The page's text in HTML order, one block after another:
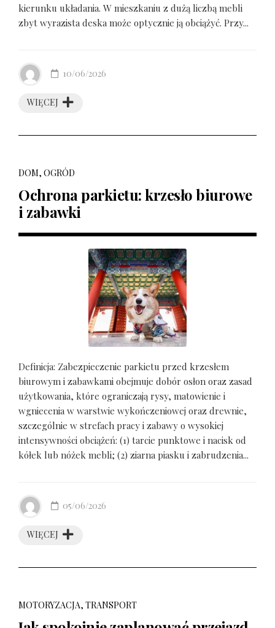
kierunku układania. W mieszkaniu z dużą liczbą mebli
zbyt wyrazista deska może optycznie ją obciążyć. Przy...
WIĘCEJ
10/06/2026
DOM, OGRÓD
Ochrona parkietu: krzesło biurowe
i zabawki
Definicja: Zabezpieczenie parkietu przed krzesłem
biurowym i zabawkami obejmuje dobór osłon oraz zasad
użytkowania, które ograniczają rysy, matowienie i
wgniecenia w warstwie wykończeniowej oraz drewnie,
szczególnie w strefach pracy i zabawy o wysokiej
intensywności obciążeń: (1) tarcie punktowe i nacisk od
kółek lub nóżek mebli; (2) ziarna piasku i zabrudzenia...
WIĘCEJ
05/06/2026
MOTORYZACJA, TRANSPORT